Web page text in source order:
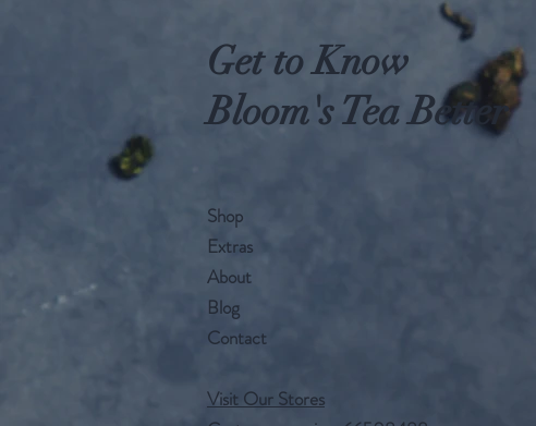
Get to Know
Bloom's Tea Better
Shop
Extras
About
Blog
Contact
Visit Our Stores